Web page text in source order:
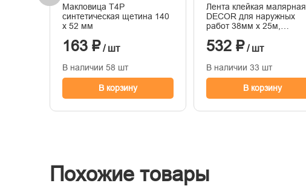
Макловица Т4Р
синтетическая щетина 140
х 52 мм
163 ₽ / шт
В наличии 58 шт
В корзину
Лента клейкая малярная
DECOR для наружных
работ 38мм х 25м,
532 ₽ / шт
В наличии 33 шт
В корзину
Похожие товары